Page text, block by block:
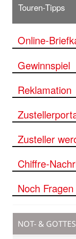
Touren-Tipps
Online-
Gewinnspiel
Reklamation
Zusteller
Chiffre-
Noch
NOT- &